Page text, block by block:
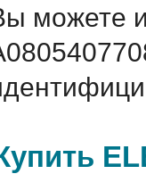
можете